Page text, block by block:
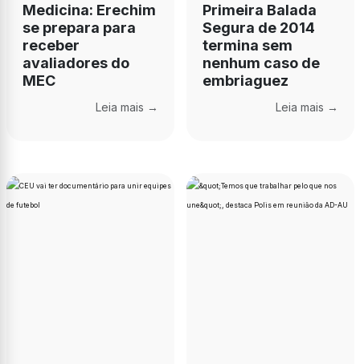
Medicina: Erechim
se prepara para
receber
avaliadores do
MEC
Leia mais →
Primeira Balada
Segura de 2014
termina sem
nenhum caso de
embriaguez
Leia mais →